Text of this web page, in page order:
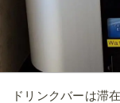
ドリンクバーは滞